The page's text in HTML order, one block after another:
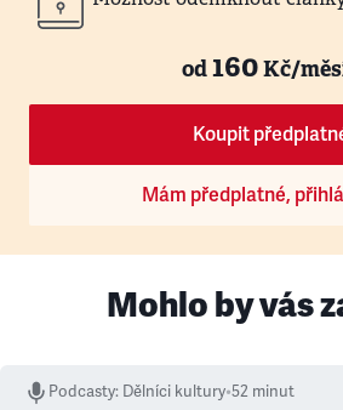
od160Kč/
Koupit
Mám předplatné,
Mohlo by vás
Podcasty: Dělníci kultury•52 minut